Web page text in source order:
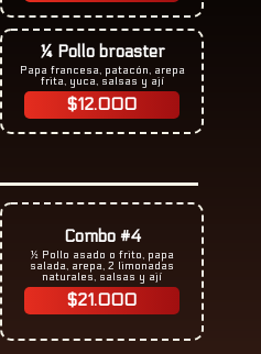
¼ Pollo broaster
Papa francesa, patacón, arepa
frita, yuca, salsas y ají​
$12.000
Combo #4
½ Pollo asado o frito, papa
salada, arepa, 2 limonadas
naturales, salsas y ají
$21.000